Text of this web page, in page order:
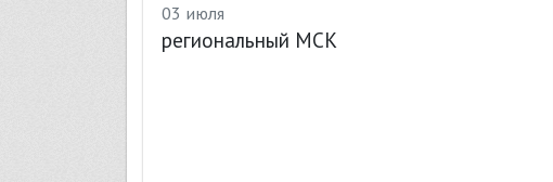
03 июля
региональный МСК